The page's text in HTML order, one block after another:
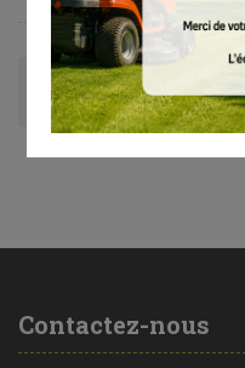
Contactez-nous